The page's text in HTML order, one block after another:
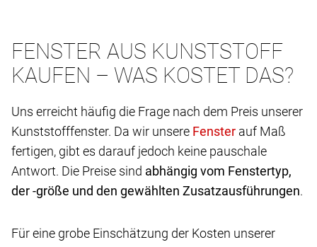
FENSTER AUS KUNSTSTOFF
KAUFEN – WAS KOSTET DAS?
Uns erreicht häufig die Frage nach dem Preis unserer
Kunststofffenster. Da wir unsere
auf Maß
fertigen, gibt es darauf jedoch keine pauschale
Antwort. Die Preise sind abhängig vom Fenstertyp,
der -größe und den gewählten Zusatzausführungen.
Für eine grobe Einschätzung der Kosten unserer